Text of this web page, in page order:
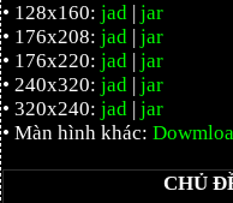
• 128x160: jad | jar
• 176x208: jad | jar
• 176x220: jad | jar
• 240x320: jad | jar
• 320x240: jad | jar
• Màn hình khác:
CHỦ